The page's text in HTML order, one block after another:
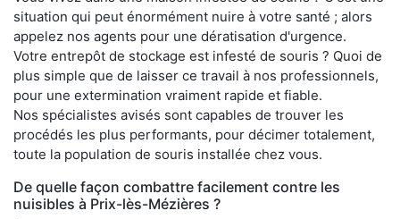
situation qui peut énormément nuire à votre santé ; alors
appelez nos agents pour une dératisation d'urgence.
Votre entrepôt de stockage est infesté de souris ? Quoi de
plus simple que de laisser ce travail à nos professionnels,
pour une extermination vraiment rapide et fiable.
Nos spécialistes avisés sont capables de trouver les
procédés les plus performants, pour décimer totalement,
toute la population de souris installée chez vous.
De quelle façon combattre facilement contre les
nuisibles à Prix-lès-Mézières ?